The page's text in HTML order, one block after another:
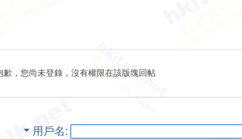
歉，您尚未登錄，沒有權限在該版塊回帖
用戶名